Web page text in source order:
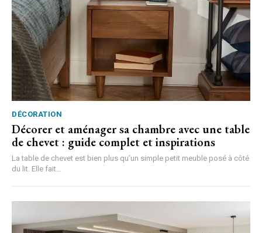
DÉCORATION
Décorer et aménager sa chambre avec une table
de chevet : guide complet et inspirations
La table de chevet est bien plus qu’un simple petit meuble posé à côté
du lit. Elle fait...